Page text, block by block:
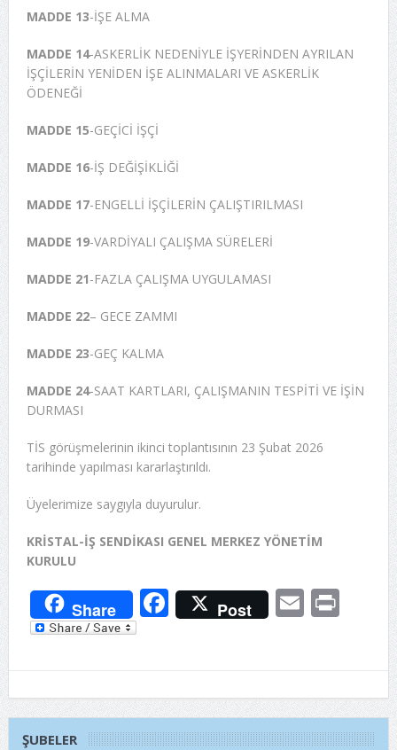
MADDE 13-İŞE ALMA
MADDE 14-ASKERLİK NEDENİYLE İŞYERİNDEN AYRILAN
İŞÇİLERİN YENİDEN İŞE ALINMALARI VE ASKERLİK
ÖDENEĞİ
MADDE 15-GEÇİCİ İŞÇİ
MADDE 16-İŞ DEĞİŞİKLİĞİ
MADDE 17-ENGELLİ İŞÇİLERİN ÇALIŞTIRILMASI
MADDE 19-VARDİYALI ÇALIŞMA SÜRELERİ
MADDE 21-FAZLA ÇALIŞMA UYGULAMASI
MADDE 22– GECE ZAMMI
MADDE 23-GEÇ KALMA
MADDE 24-SAAT KARTLARI, ÇALIŞMANIN TESPİTİ VE İŞİN
DURMASI
TİS görüşmelerinin ikinci toplantısının 23 Şubat 2026
tarihinde yapılması kararlaştırıldı.
Üyelerimize saygıyla duyurulur.
KRİSTAL-İŞ SENDİKASI GENEL MERKEZ YÖNETİM
KURULU
Share Facebook
Post Email
ŞUBELER